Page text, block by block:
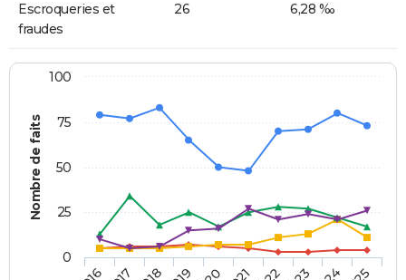
Escroqueries et
fraudes
26 6,28 ‰
Nombre de faits
0
25
50
75
100